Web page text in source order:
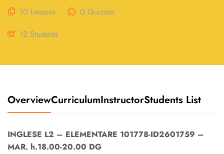
10 Lessons
0 Quizzes
12 Students
OverviewCurriculumInstructorStudents List
INGLESE L2 – ELEMENTARE 101778-ID2601759 –
MAR. h.18.00-20.00 DG